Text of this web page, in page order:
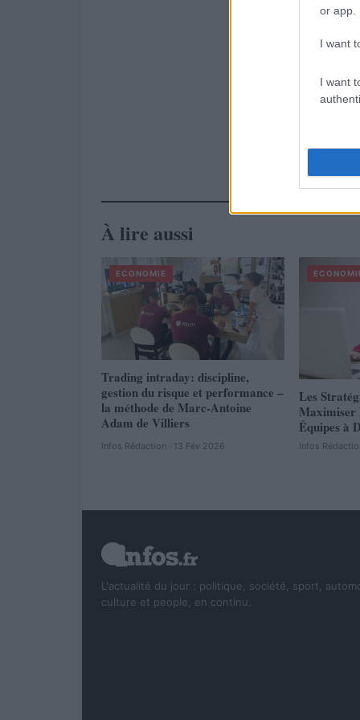
or app.
I want
I want
À lire aussi
ECONOMIE
Trading intraday: discipline,
gestion du risque et performance –
la méthode de Marc-Antoine
Adam de Villiers
Infos Rédaction · 13 Fév 2026
Les
Maximiser
Équipes à
Infos
L'actualité du jour : politique, société, sport,
culture et people, en continu.